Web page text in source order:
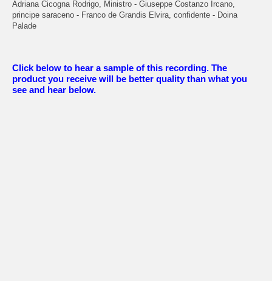
Adriana Cicogna Rodrigo, Ministro - Giuseppe Costanzo Ircano,
principe saraceno - Franco de Grandis Elvira, confidente - Doina
Palade
Click below to hear a sample of this recording. The
product you receive will be better quality than what you
see and hear below.